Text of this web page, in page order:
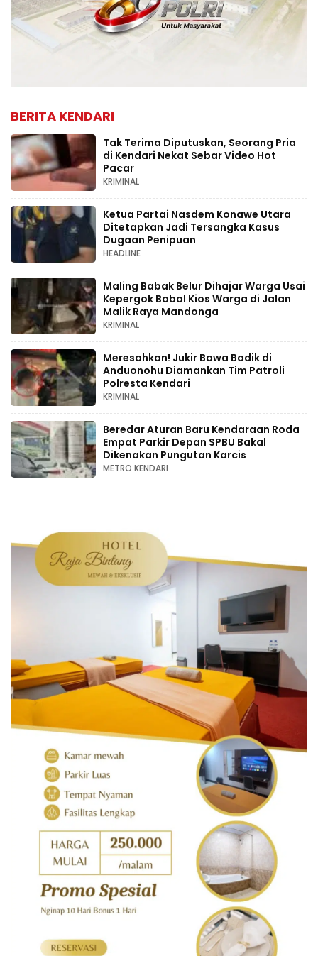
BERITA KENDARI
Tak Terima Diputuskan, Seorang Pria
di Kendari Nekat Sebar Video Hot
Pacar
KRIMINAL
Ketua Partai Nasdem Konawe Utara
Ditetapkan Jadi Tersangka Kasus
Dugaan Penipuan
HEADLINE
Maling Babak Belur Dihajar Warga Usai
Kepergok Bobol Kios Warga di Jalan
Malik Raya Mandonga
KRIMINAL
Meresahkan! Jukir Bawa Badik di
Anduonohu Diamankan Tim Patroli
Polresta Kendari
KRIMINAL
Beredar Aturan Baru Kendaraan Roda
Empat Parkir Depan SPBU Bakal
Dikenakan Pungutan Karcis
METRO KENDARI